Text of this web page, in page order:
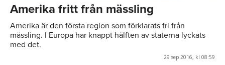
Amerika fritt från mässling
Amerika är den första region som förklarats fri från
mässling. I Europa har knappt hälften av staterna lyckats
med det.
29 sep 2016, kl 08:59